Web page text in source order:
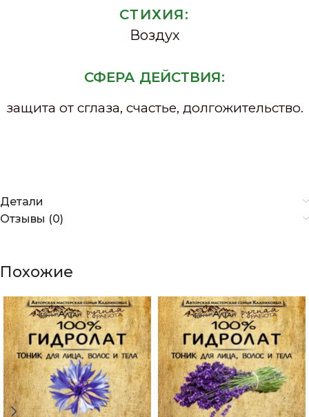
СТИХИЯ:
Воздух
СФЕРА ДЕЙСТВИЯ:
защита от сглаза, счастье, долгожительство.
Детали
Отзывы (0)
Похожие